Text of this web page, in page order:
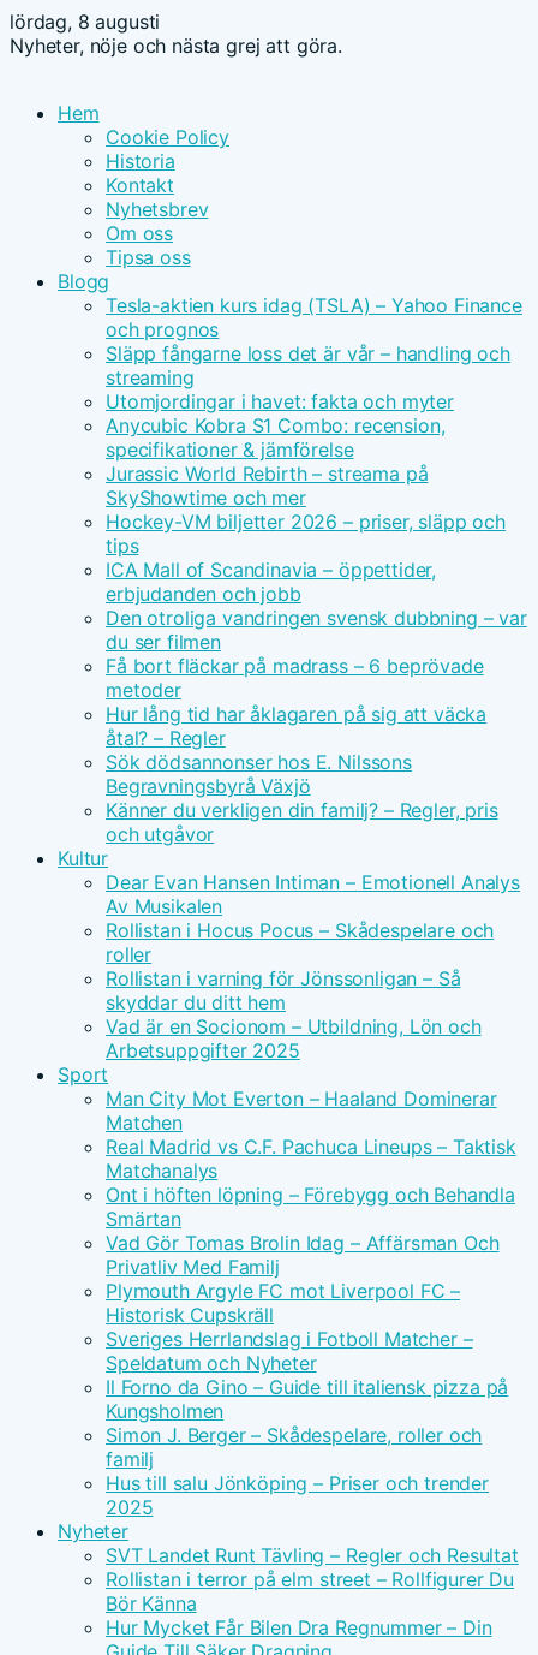
lördag, 8 augusti
Nyheter, nöje och nästa grej att göra.
Hem
Cookie Policy
Historia
Kontakt
Nyhetsbrev
Om oss
Tipsa oss
Blogg
Tesla-aktien kurs idag (TSLA) – Yahoo Finance
och prognos
Släpp fångarne loss det är vår – handling och
streaming
Utomjordingar i havet: fakta och myter
Anycubic Kobra S1 Combo: recension,
specifikationer & jämförelse
Jurassic World Rebirth – streama på
SkyShowtime och mer
Hockey-VM biljetter 2026 – priser, släpp och
tips
ICA Mall of Scandinavia – öppettider,
erbjudanden och jobb
Den otroliga vandringen svensk dubbning – var
du ser filmen
Få bort fläckar på madrass – 6 beprövade
metoder
Hur lång tid har åklagaren på sig att väcka
åtal? – Regler
Sök dödsannonser hos E. Nilssons
Begravningsbyrå Växjö
Känner du verkligen din familj? – Regler, pris
och utgåvor
Kultur
Dear Evan Hansen Intiman – Emotionell Analys
Av Musikalen
Rollistan i Hocus Pocus – Skådespelare och
roller
Rollistan i varning för Jönssonligan – Så
skyddar du ditt hem
Vad är en Socionom – Utbildning, Lön och
Arbetsuppgifter 2025
Sport
Man City Mot Everton – Haaland Dominerar
Matchen
Real Madrid vs C.F. Pachuca Lineups – Taktisk
Matchanalys
Ont i höften löpning – Förebygg och Behandla
Smärtan
Vad Gör Tomas Brolin Idag – Affärsman Och
Privatliv Med Familj
Plymouth Argyle FC mot Liverpool FC –
Historisk Cupskräll
Sveriges Herrlandslag i Fotboll Matcher –
Speldatum och Nyheter
Il Forno da Gino – Guide till italiensk pizza på
Kungsholmen
Simon J. Berger – Skådespelare, roller och
familj
Hus till salu Jönköping – Priser och trender
2025
Nyheter
SVT Landet Runt Tävling – Regler och Resultat
Rollistan i terror på elm street – Rollfigurer Du
Bör Känna
Hur Mycket Får Bilen Dra Regnummer – Din